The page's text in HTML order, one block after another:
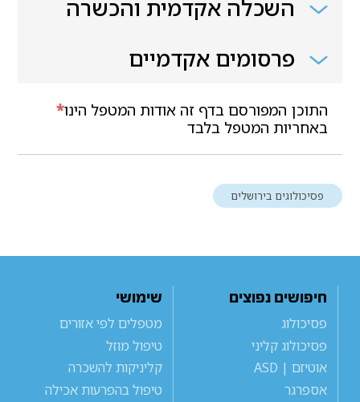
השכלה אקדמית והכשרה
פרסומים אקדמיים
*התוכן המפורסם בדף זה אודות המטפל הינו
באחריות המטפל בלבד
פסיכולוגים בירושלים
חיפושים נפוצים
פסיכולוג
פסיכולוג קליני
אוטיזם | ASD
אספרגר
שימושי
מטפלים לפי אזורים
טיפול מוזל
קליניקות להשכרה
טיפול בהפרעות אכילה